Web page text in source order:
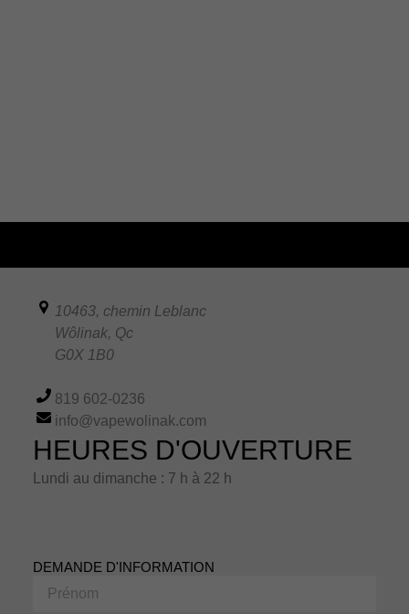
10463, chemin Leblanc
Wôlinak, Qc
G0X 1B0
819 602-0236
info@vapewolinak.com
HEURES D'OUVERTURE
Lundi au dimanche : 7 h à 22 h
DEMANDE D'INFORMATION
Prénom